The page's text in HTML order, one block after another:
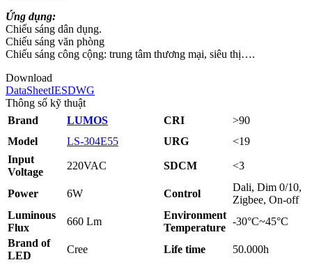
Ứng dụng:
Chiếu sáng dân dụng.
Chiếu sáng văn phòng
Chiếu sáng công cộng: trung tâm thương mại, siêu thị….
Download
DataSheetIESDWG
Thông số kỹ thuật
Brand
LUMOS CRI
>90
Model
LS-304E55 URG
<19
Input
Voltage
220VAC SDCM <3
Power 6W Control
Dali, Dim 0/10,
Zigbee, On-off
Luminous
Flux
660 Lm
Environment
Temperature
-30°C~45°C
Brand of
LED
Cree Life time 50.000h